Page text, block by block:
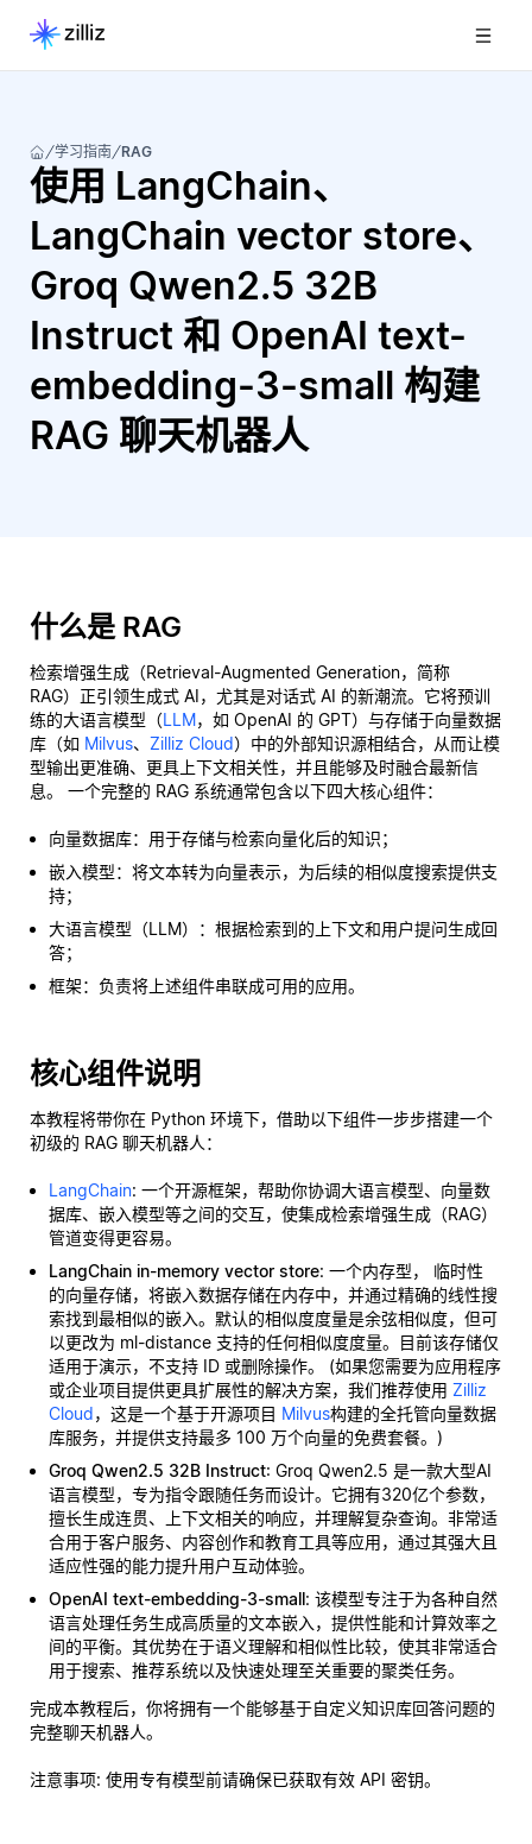
学习指南 RAG
使用 LangChain、
LangChain vector store、
Groq Qwen2.5 32B
Instruct 和 OpenAI text-
embedding-3-small 构建
RAG 聊天机器人
什么是 RAG
检索增强生成（Retrieval-Augmented Generation，简称
RAG）正引领生成式 AI，尤其是对话式 AI 的新潮流。它将预训
练的大语言模型（LLM，如 OpenAI 的 GPT）与存储于向量数据
库（如 Milvus、 Zilliz Cloud）中的外部知识源相结合，从而让模
型输出更准确、更具上下文相关性，并且能够及时融合最新信
息。 一个完整的 RAG 系统通常包含以下四大核心组件：
向量数据库：用于存储与检索向量化后的知识；
嵌入模型：将文本转为向量表示，为后续的相似度搜索提供支
持；
大语言模型（LLM）：根据检索到的上下文和用户提问生成回
答；
框架：负责将上述组件串联成可用的应用。
核心组件说明
本教程将带你在 Python 环境下，借助以下组件一步步搭建一个
初级的 RAG 聊天机器人：
LangChain: 一个开源框架，帮助你协调大语言模型、向量数
据库、嵌入模型等之间的交互，使集成检索增强生成（RAG）
管道变得更容易。
LangChain in-memory vector store: 一个内存型， 临时性
的向量存储，将嵌入数据存储在内存中，并通过精确的线性搜
索找到最相似的嵌入。默认的相似度度量是余弦相似度，但可
以更改为 ml-distance 支持的任何相似度度量。目前该存储仅
适用于演示，不支持 ID 或删除操作。 (如果您需要为应用程序
或企业项目提供更具扩展性的解决方案，我们推荐使用 Zilliz
Cloud，这是一个基于开源项目 Milvus构建的全托管向量数据
库服务，并提供支持最多 100 万个向量的免费套餐。)
Groq Qwen2.5 32B Instruct: Groq Qwen2.5 是一款大型AI
语言模型，专为指令跟随任务而设计。它拥有320亿个参数，
擅长生成连贯、上下文相关的响应，并理解复杂查询。非常适
合用于客户服务、内容创作和教育工具等应用，通过其强大且
适应性强的能力提升用户互动体验。
OpenAI text-embedding-3-small: 该模型专注于为各种自然
语言处理任务生成高质量的文本嵌入，提供性能和计算效率之
间的平衡。其优势在于语义理解和相似性比较，使其非常适合
用于搜索、推荐系统以及快速处理至关重要的聚类任务。
完成本教程后，你将拥有一个能够基于自定义知识库回答问题的
完整聊天机器人。
注意事项: 使用专有模型前请确保已获取有效 API 密钥。